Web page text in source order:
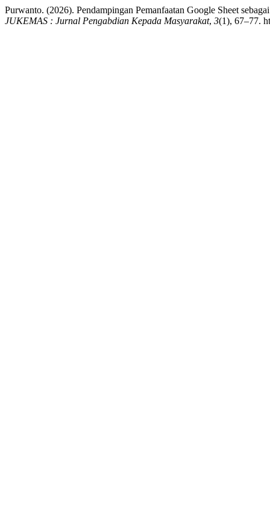
Purwanto. (2026). Pendampingan Pemanfaatan Google Sheet
JUKEMAS : Jurnal Pengabdian Kepada Masyarakat, 3(1), 67–77.